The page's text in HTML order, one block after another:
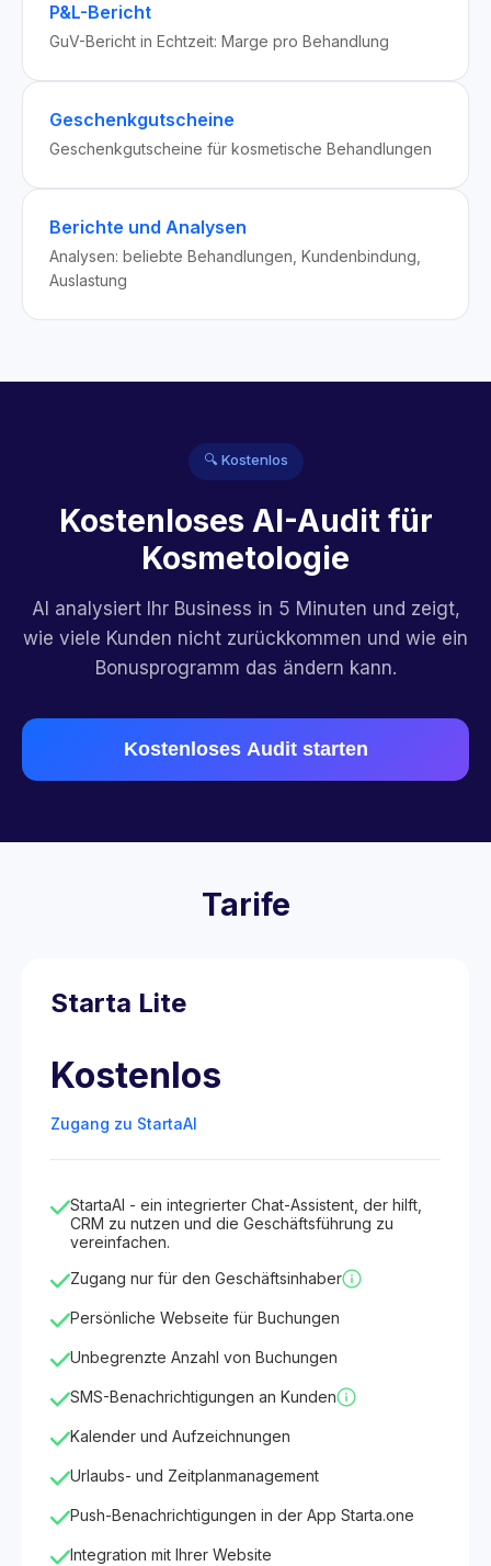
P&L-Bericht
GuV-Bericht in Echtzeit: Marge pro Behandlung
Geschenkgutscheine
Geschenkgutscheine für kosmetische Behandlungen
Berichte und Analysen
Analysen: beliebte Behandlungen, Kundenbindung,
Auslastung
🔍 Kostenlos
Kostenloses AI-Audit für
Kosmetologie
AI analysiert Ihr Business in 5 Minuten und zeigt,
wie viele Kunden nicht zurückkommen und wie ein
Bonusprogramm das ändern kann.
Kostenloses Audit starten
Tarife
Starta Lite
Kostenlos
Zugang zu StartaAI
StartaAI - ein integrierter Chat-Assistent, der hilft,
CRM zu nutzen und die Geschäftsführung zu
vereinfachen.
Zugang nur für den Geschäftsinhaber
Persönliche Webseite für Buchungen
Unbegrenzte Anzahl von Buchungen
SMS-Benachrichtigungen an Kunden
Kalender und Aufzeichnungen
Urlaubs- und Zeitplanmanagement
Push-Benachrichtigungen in der App Starta.one
Integration mit Ihrer Website